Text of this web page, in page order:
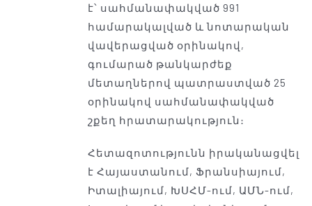
է՝ սահմանափակված 991
համարակալված և նոտարական
վավերացված օրինակով,
գումարած թանկարժեք
մետաղներով պատրաստված 25
օրինակով սահմանափակված
շքեղ հրատարակություն։
Հետազոտությունն իրականացվել
է Հայաստանում, Ֆրանսիայում,
Իտալիայում, ԽՍՀՄ-ում, ԱՄՆ-ում,